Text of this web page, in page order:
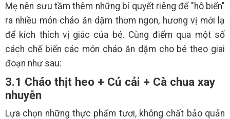
Mẹ nên sưu tầm thêm những bí quyết riêng để "hô biến"
ra nhiều món cháo ăn dặm thơm ngon, hương vị mới lạ
để kích thích vị giác của bé. Cùng điểm qua một số
cách chế biến các món cháo ăn dặm cho bé theo giai
đoạn như sau:
3.1 Cháo thịt heo + Củ cải + Cà chua xay
nhuyễn
Lựa chọn những thực phẩm tươi, không chất bảo quản